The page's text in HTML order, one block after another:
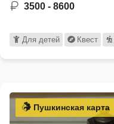
3500 - 8600
Для детей Квест
Пушкинская карта